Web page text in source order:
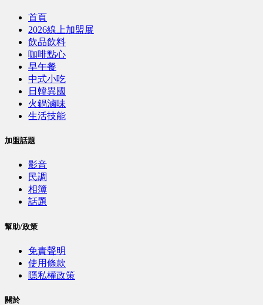
首頁
2026線上加盟展
飲品飲料
咖啡點心
早午餐
中式小吃
日韓異國
火鍋滷味
生活技能
加盟話題
影音
民調
相簿
話題
幫助/政策
免責聲明
使用條款
隱私權政策
關於